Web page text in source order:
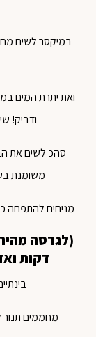
במיקסר לשים
ואת יתרת המים
ודביק!
משומנת
מניחים להתפחה
דקות
מחממים תנור ל 250 מעלות ומרפדים תבנית תנור בנייר